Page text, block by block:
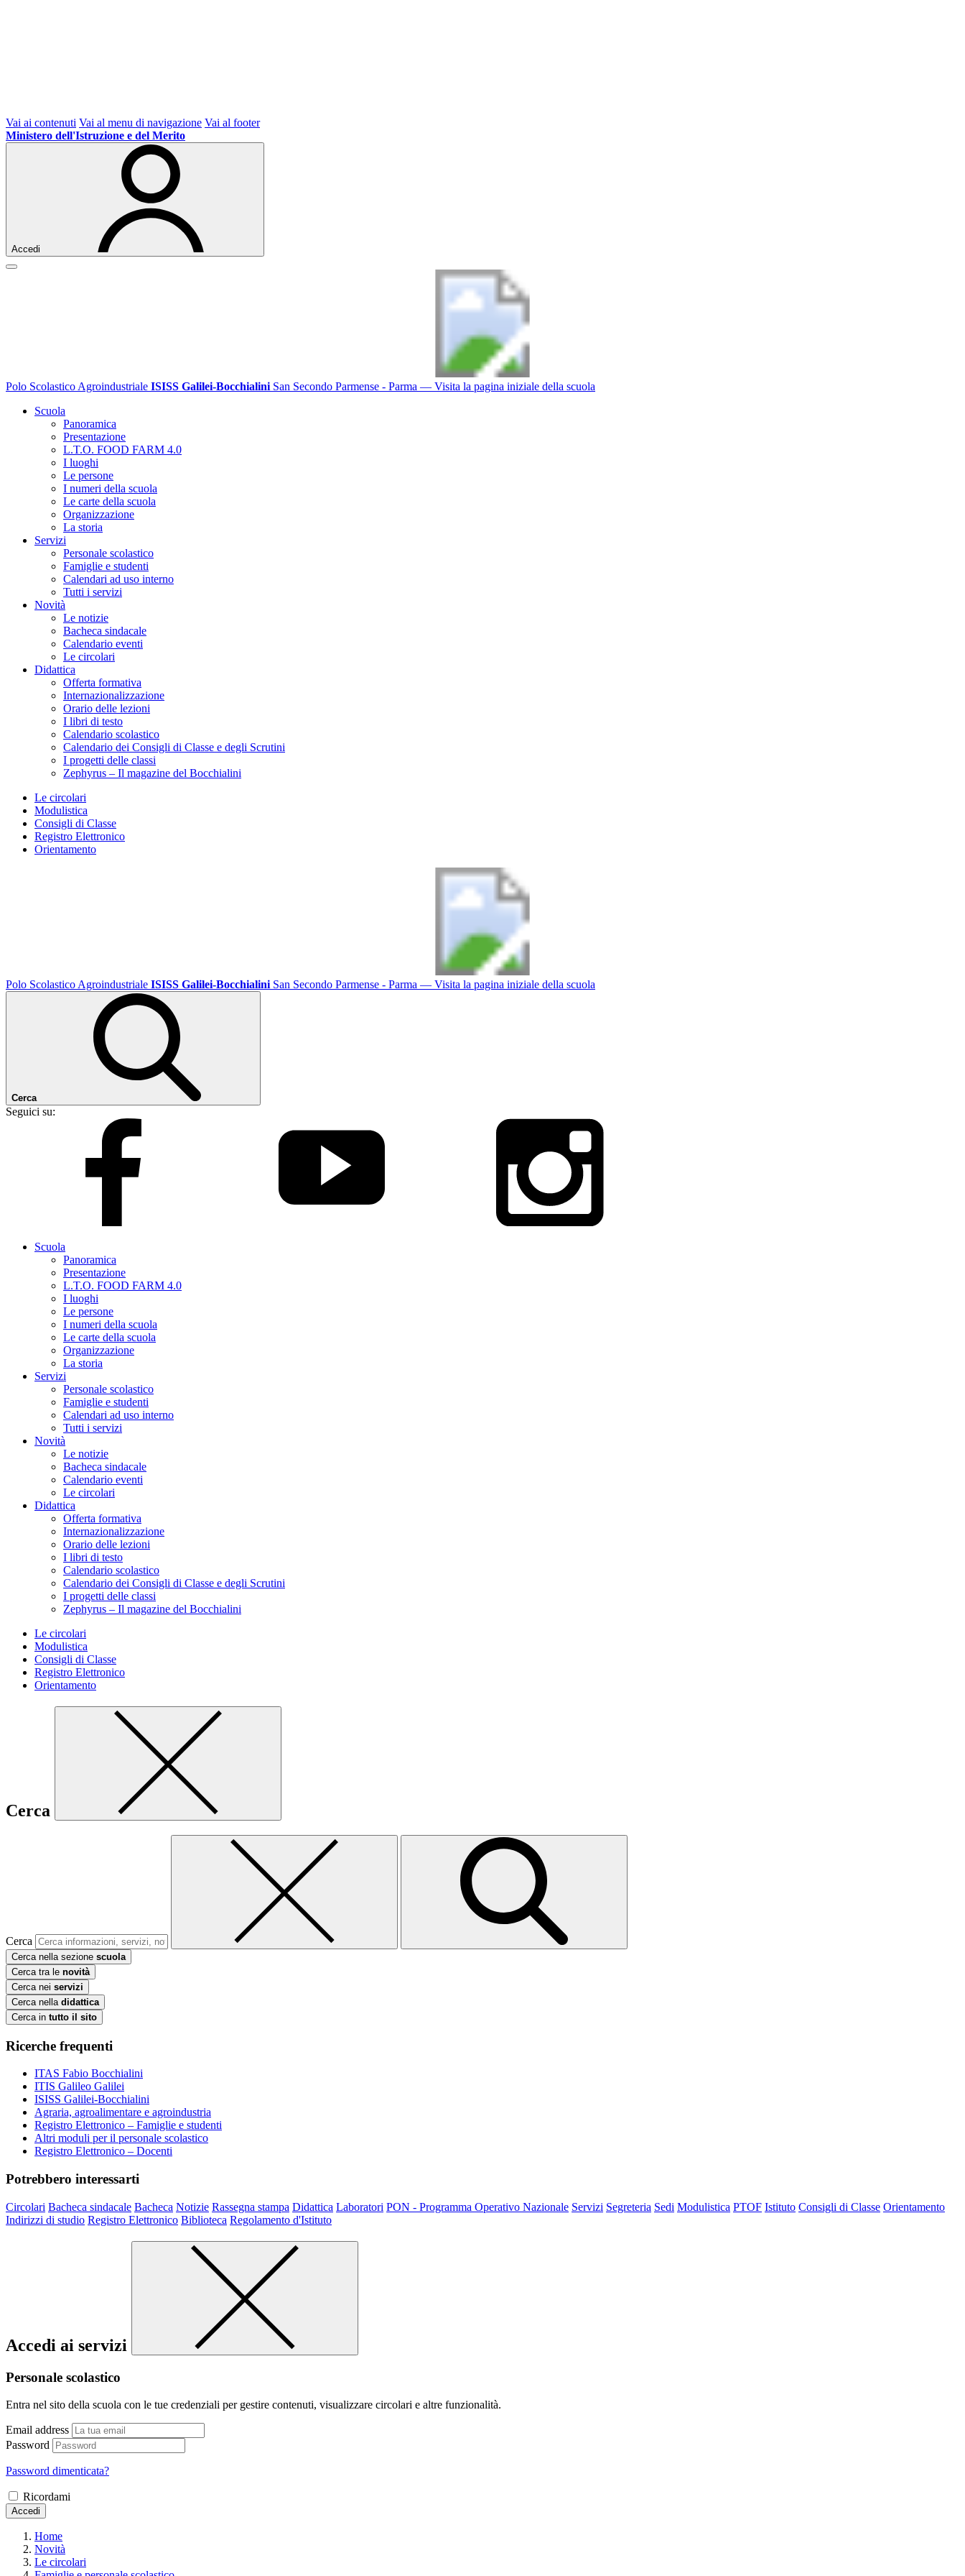
Vai ai contenuti Vai al menu di navigazione Vai al footer
Ministero dell'Istruzione e del Merito
Accedi
Polo Scolastico Agroindustriale ISISS Galilei-Bocchialini San Secondo Parmense - Parma — Visita la pagina iniziale della scuola
Scuola
Panoramica
Presentazione
L.T.O. FOOD FARM 4.0
I luoghi
Le persone
I numeri della scuola
Le carte della scuola
Organizzazione
La storia
Servizi
Personale scolastico
Famiglie e studenti
Calendari ad uso interno
Tutti i servizi
Novità
Le notizie
Bacheca sindacale
Calendario eventi
Le circolari
Didattica
Offerta formativa
Internazionalizzazione
Orario delle lezioni
I libri di testo
Calendario scolastico
Calendario dei Consigli di Classe e degli Scrutini
I progetti delle classi
Zephyrus – Il magazine del Bocchialini
Le circolari
Modulistica
Consigli di Classe
Registro Elettronico
Orientamento
Polo Scolastico Agroindustriale ISISS Galilei-Bocchialini San Secondo Parmense - Parma — Visita la pagina iniziale della scuola
Cerca
Seguici su:
Scuola
Panoramica
Presentazione
L.T.O. FOOD FARM 4.0
I luoghi
Le persone
I numeri della scuola
Le carte della scuola
Organizzazione
La storia
Servizi
Personale scolastico
Famiglie e studenti
Calendari ad uso interno
Tutti i servizi
Novità
Le notizie
Bacheca sindacale
Calendario eventi
Le circolari
Didattica
Offerta formativa
Internazionalizzazione
Orario delle lezioni
I libri di testo
Calendario scolastico
Calendario dei Consigli di Classe e degli Scrutini
I progetti delle classi
Zephyrus – Il magazine del Bocchialini
Le circolari
Modulistica
Consigli di Classe
Registro Elettronico
Orientamento
Cerca
Cerca
Cerca nella sezione scuola
Cerca tra le novità
Cerca nei servizi
Cerca nella didattica
Cerca in tutto il sito
Ricerche frequenti
ITAS Fabio Bocchialini
ITIS Galileo Galilei
ISISS Galilei-Bocchialini
Agraria, agroalimentare e agroindustria
Registro Elettronico – Famiglie e studenti
Altri moduli per il personale scolastico
Registro Elettronico – Docenti
Potrebbero interessarti
Circolari Bacheca sindacale Bacheca Notizie Rassegna stampa Didattica Laboratori PON - Programma Operativo Nazionale Servizi Segreteria Sedi Modulistica PTOF Istituto Consigli di Classe Orientamento
Indirizzi di studio Registro Elettronico Biblioteca Regolamento d'Istituto
Accedi ai servizi
Personale scolastico
Entra nel sito della scuola con le tue credenziali per gestire contenuti, visualizzare circolari e altre funzionalità.
Email address
Password
Password dimenticata?
Ricordami
Accedi
Home
Novità
Le circolari